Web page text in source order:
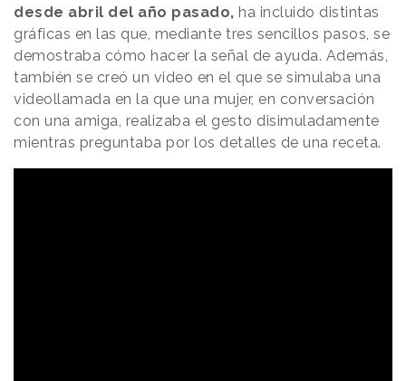
desde abril del año pasado, ha incluido distintas
gráficas en las que, mediante tres sencillos pasos, se
demostraba cómo hacer la señal de ayuda. Además,
también se creó un video en el que se simulaba una
videollamada en la que una mujer, en conversación
con una amiga, realizaba el gesto disimuladamente
mientras preguntaba por los detalles de una receta.